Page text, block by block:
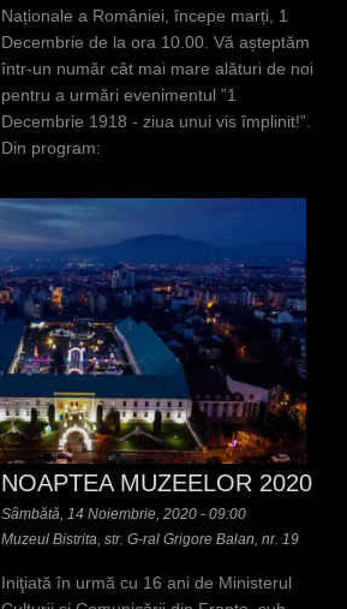
Naționale a României, începe marți, 1
Decembrie de la ora 10.00. Vă așteptăm
într-un număr cât mai mare alături de noi
pentru a urmări evenimentul ”1
Decembrie 1918 - ziua unui vis împlinit!”.
Din program:
NOAPTEA MUZEELOR 2020
Sâmbătă, 14 Noiembrie, 2020 - 09:00
Muzeul Bistrita, str. G-ral Grigore Balan, nr. 19
Iniţiată în urmă cu 16 ani de Ministerul